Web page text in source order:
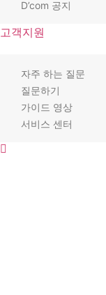
D’com 공지
고객지원
자주 하는 질문
질문하기
가이드 영상
서비스 센터